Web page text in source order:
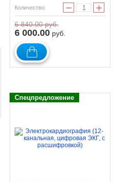
Количество: − +
6 840.00руб.
6 000.00 руб.
Спецпредложение